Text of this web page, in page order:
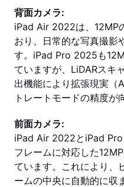
背面カメラ:
iPad Air 2022は、12MP
おり、日常的な写真撮影
す。iPad Pro 2025も
ていますが、LiDARスキ
出機能により拡張現実（
トレートモードの精度が
前面カメラ:
iPad Air 2022とiPad
フレームに対応した
ています。これにより、
ームの中央に自動的に収